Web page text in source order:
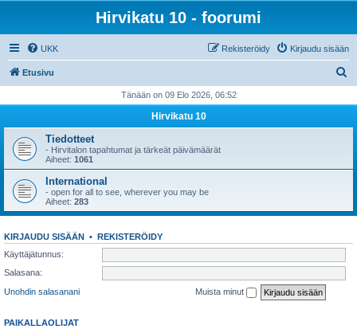
Hirvikatu 10 - foorumi
UKK Kirjaudu sisään
Rekisteröidy
Etusivu
i
Tänään on 09 Elo 2026, 06:52
Hirvikatu 10
Tiedotteet
- Hirvitalon tapahtumat ja tärkeät päivämäärät
Aiheet: 1061
International
- open for all to see, wherever you may be
Aiheet: 283
KIRJAUDU SISÄÄN • REKISTERÖIDY
Käyttäjätunnus:
Salasana:
Unohdin salasanani
Muista minut
PAIKALLAOLIJAT